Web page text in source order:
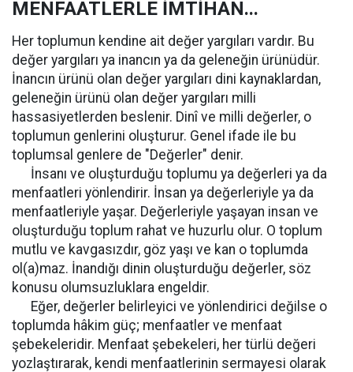
MENFAATLERLE İMTİHAN...
Her toplumun kendine ait değer yargıları vardır. Bu
değer yargıları ya inancın ya da geleneğin ürünüdür.
İnancın ürünü olan değer yargıları dini kaynaklardan,
geleneğin ürünü olan değer yargıları milli
hassasiyetlerden beslenir. Dinî ve milli değerler, o
toplumun genlerini oluşturur. Genel ifade ile bu
toplumsal genlere de "Değerler" denir.
İnsanı ve oluşturduğu toplumu ya değerleri ya da
menfaatleri yönlendirir. İnsan ya değerleriyle ya da
menfaatleriyle yaşar. Değerleriyle yaşayan insan ve
oluşturduğu toplum rahat ve huzurlu olur. O toplum
mutlu ve kavgasızdır, göz yaşı ve kan o toplumda
ol(a)maz. İnandığı dinin oluşturduğu değerler, söz
konusu olumsuzluklara engeldir.
Eğer, değerler belirleyici ve yönlendirici değilse o
toplumda hâkim güç; menfaatler ve menfaat
şebekeleridir. Menfaat şebekeleri, her türlü değeri
yozlaştırarak, kendi menfaatlerinin sermayesi olarak